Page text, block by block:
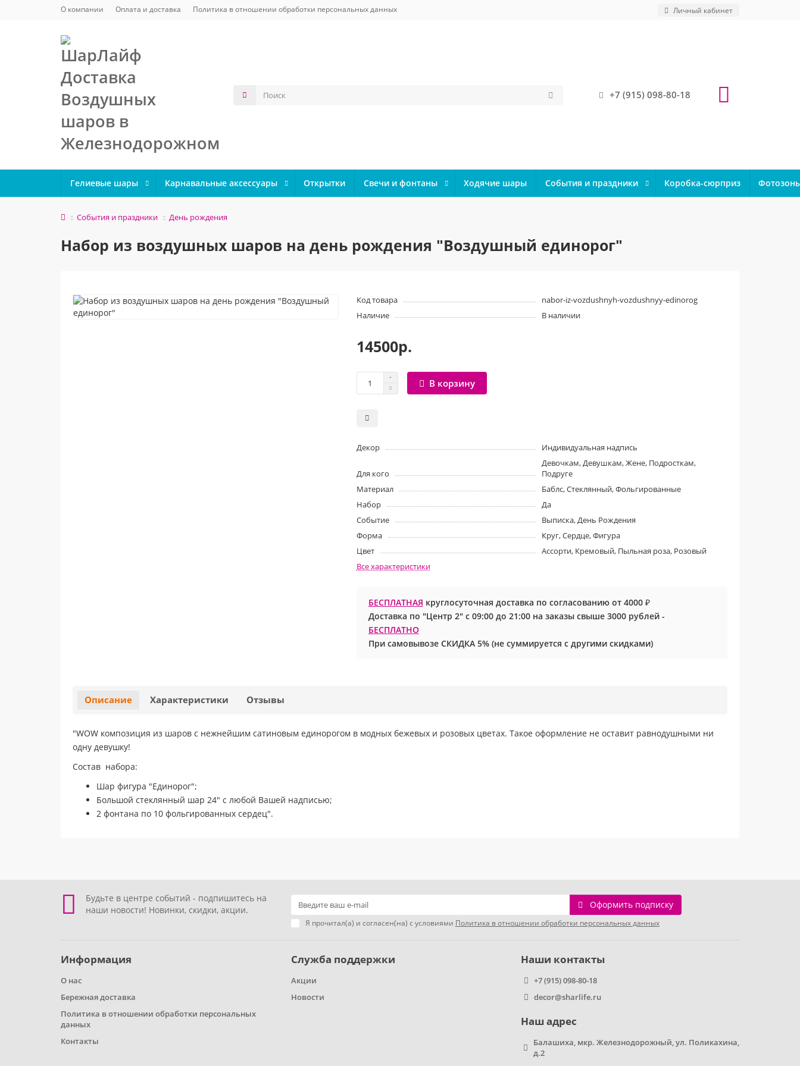
О компании Оплата и доставка Политика в отношении обработки персональных данных Личный кабинет
+7 (915) 098-80-18
Гелиевые шары Карнавальные аксессуары Открытки Свечи и фонтаны Ходячие шары События и праздники Коробка-сюрприз
События и праздники День рождения
Набор из воздушных шаров на день рождения "Воздушный единорог"
Код товара
nabor-iz-vozdushnyh-vozdushnyy-edinorog
Наличие
В наличии
14500р.
В корзину
Декор Индивидуальная надпись
Для кого
Девочкам, Девушкам, Жене, Подросткам,
Подруге
Материал
Баблс, Стеклянный, Фольгированные
Набор
Да
Событие
Выписка, День Рождения
Форма
Круг, Сердце, Фигура
Цвет
Ассорти, Кремовый, Пыльная роза, Розовый
Все характеристики
БЕСПЛАТНАЯ круглосуточная доставка по согласованию от 4000 ₽
Доставка по "Центр 2" с 09:00 до 21:00 на заказы свыше 3000 рублей -
БЕСПЛАТНО
При самовывозе СКИДКА 5% (не суммируется с другими скидками)
Описание Характеристики Отзывы
"WOW композиция из шаров с нежнейшим сатиновым единорогом в модных бежевых и розовых цветах. Такое оформление не оставит равнодушными ни
одну девушку!
Состав набора:
Шар фигура "Единорог";
Большой стеклянный шар 24" с любой Вашей надписью;
2 фонтана по 10 фольгированных сердец".
Будьте в центре событий - подпишитесь на
наши новости! Новинки, скидки, акции.
Оформить подписку
Я прочитал(а) и согласен(на) с условиями Политика в отношении обработки персональных данных
Информация
О нас
Бережная доставка
Политика в отношении обработки персональных
данных
Контакты
Служба поддержки
Акции
Новости
Наши контакты
+7 (915) 098-80-18
decor@sharlife.ru
Наш адрес
Балашиха, мкр. Железнодорожный, ул. Поликахина,
д.2